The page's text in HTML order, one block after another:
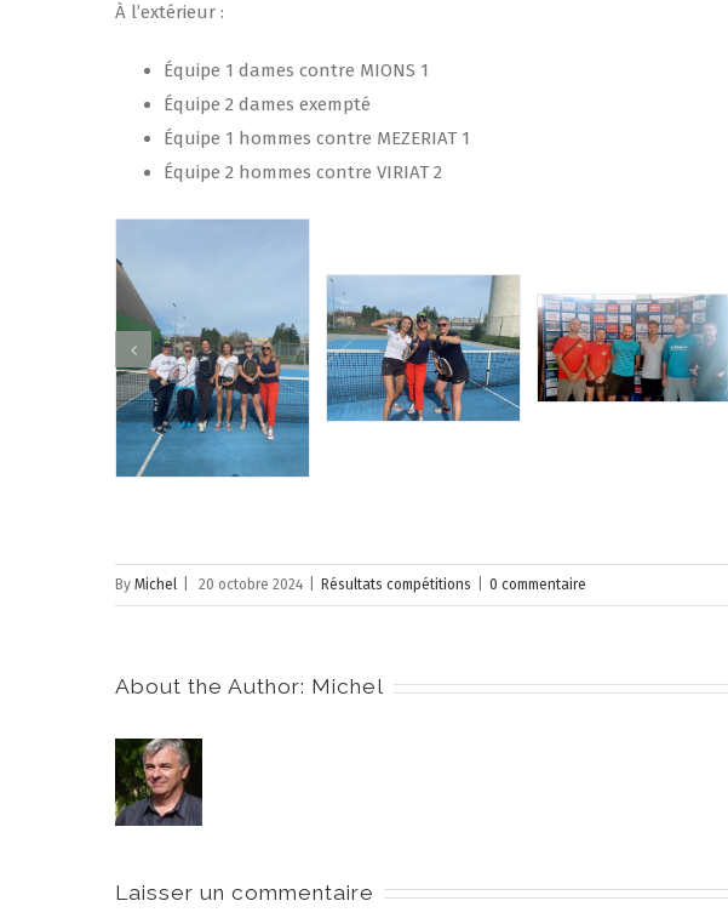
À l’extérieur :
Équipe 1 dames contre MIONS 1
Équipe 2 dames exempté
Équipe 1 hommes contre MEZERIAT 1
Équipe 2 hommes contre VIRIAT 2
ByMichel 20 octobre 2024 Résultats compétitions 0 commentaire
About the Author: Michel
Laisser un commentaire